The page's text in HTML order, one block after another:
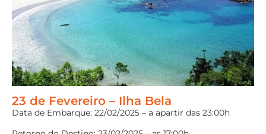
23 de Fevereiro – Ilha Bela
Data de Embarque: 22/02/2025 – a apartir das 23:00h